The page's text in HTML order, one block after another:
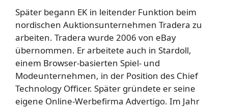
Später begann EK in leitender Funktion beim
nordischen Auktionsunternehmen Tradera zu
arbeiten. Tradera wurde 2006 von eBay
übernommen. Er arbeitete auch in Stardoll,
einem Browser-basierten Spiel- und
Modeunternehmen, in der Position des Chief
Technology Officer. Später gründete er seine
eigene Online-Werbefirma Advertigo. Im Jahr